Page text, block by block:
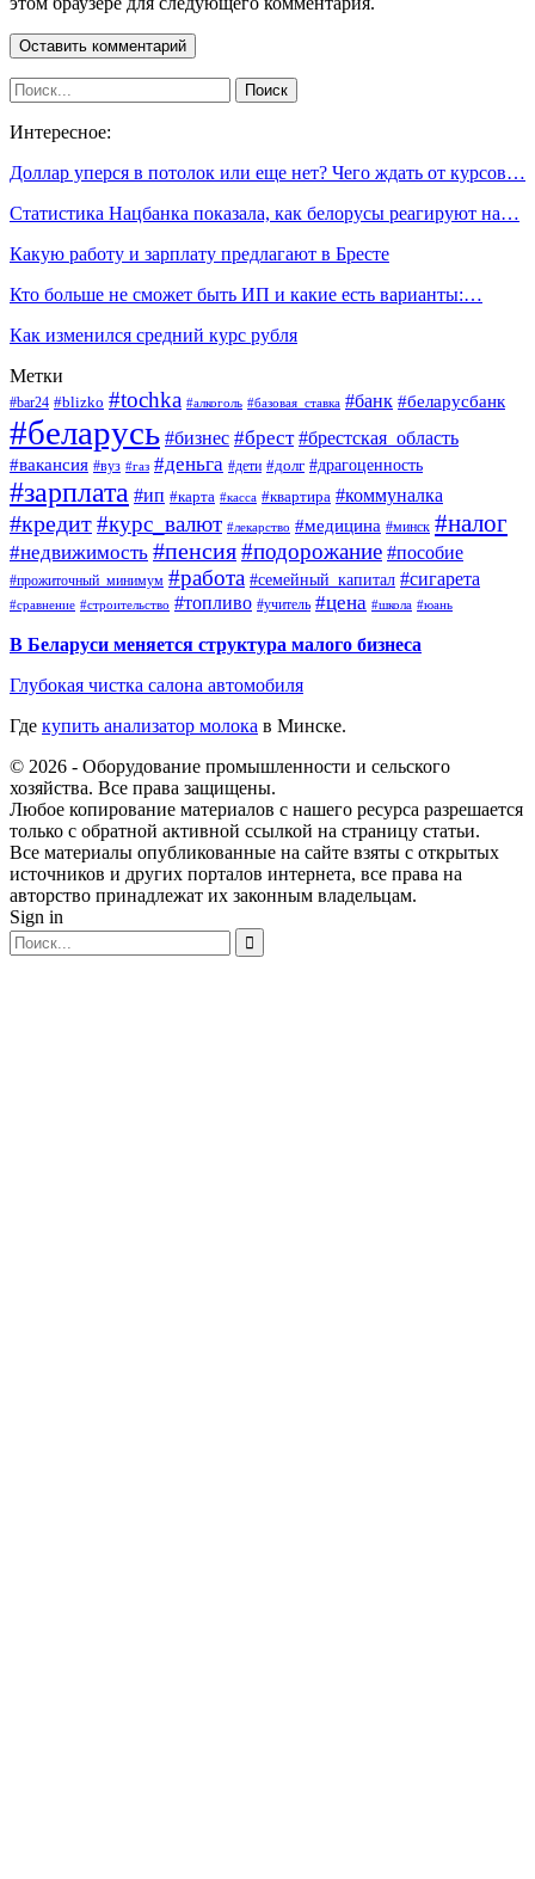
Интересное:
Доллар уперся в потолок или еще нет? Чего ждать от курсов…
Статистика Нацбанка показала, как белорусы реагируют на…
Какую работу и зарплату предлагают в Бресте
Кто больше не сможет быть ИП и какие есть варианты:…
Как изменился средний курс рубля
Метки
#bar24 #blizko #tochka #алкоголь #базовая_ставка #банк #беларусбанк
#беларусь #бизнес #брест #брестская_область
#вакансия #вуз #газ #деньга #дети #долг #драгоценность
#зарплата #ип #карта #касса #квартира #коммуналка
#кредит#курс_валют #лекарство #медицина #минск #налог
#недвижимость #пенсия#подорожание #пособие
#прожиточный_минимум #работа #семейный_капитал #сигарета
#сравнение #строительство #топливо #учитель #цена #школа #юань
В Беларуси меняется структура малого бизнеса
Глубокая чистка салона автомобиля
Где купить анализатор молока в Минске.
© 2026 - Оборудование промышленности и сельского
хозяйства. Все права защищены.
Любое копирование материалов с нашего ресурса разрешается
только с обратной активной ссылкой на страницу статьи.
Все материалы опубликованные на сайте взяты с открытых
источников и других порталов интернета, все права на
авторство принадлежат их законным владельцам.
Sign in